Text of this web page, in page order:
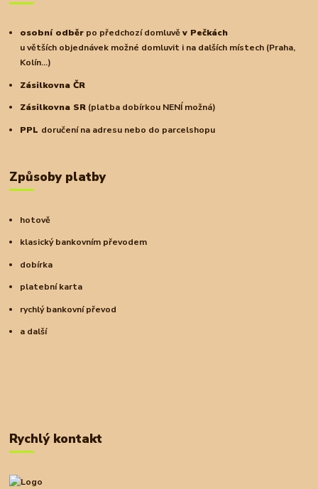
osobní odběr po předchozí domluvěv Pečkách
u větších objednávek možné domluvit i na dalších místech (Praha,
Kolín...)
Zásilkovna ČR
Zásilkovna SR (platba dobírkou NENÍ možná)
PPL doručení na adresu nebo do parcelshopu
Způsoby platby
hotově
klasický bankovním převodem
dobírka
platební karta
rychlý bankovní převod
a další
Rychlý kontakt